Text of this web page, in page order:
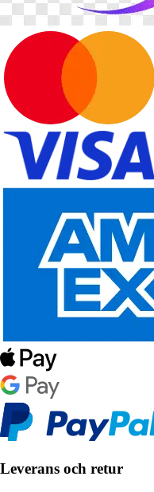
Leverans och retur